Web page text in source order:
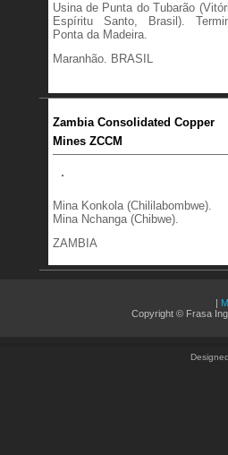
Usina de Punta do Tubarão
Espíritu Santo, Brasil).
Ponta da Madeira.
Maranhão. BRASIL
Zambia Consolidated Copper
Mines ZCCM
Mina Konkola (Chililabombwe).
Mina Nchanga (Chibwe).
ZAMBIA
|
Copyright © Frasa